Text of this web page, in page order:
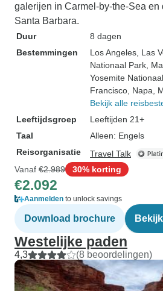
galerijen in Carmel-by-the-Sea en
Santa Barbara.
Duur
8 dagen
Bestemmingen
Los Angeles , Las
Nationaal Park ,
Yosemite
Francisco , Napa ,
Bekijk alle
Leeftijdsgroep
Leeftijden 21+
Taal
Alleen: Engels
Reisorganisatie
Travel Talk
Vanaf €2.989 30% korting
€2.092
Aanmelden to unlock savings
Download brochure
Westelijke paden
4,3 (8 beoordelingen)